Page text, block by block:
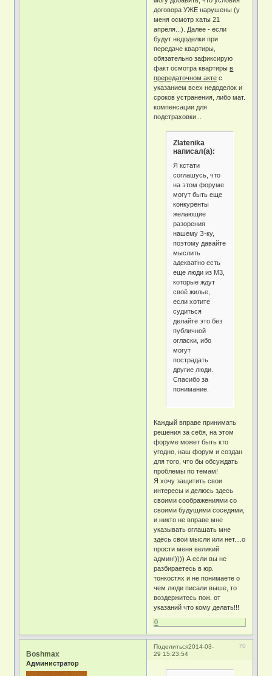
договора УЖЕ нарушены (у
меня осмотр хаты 21
апреля...). Далее - если
будут недоделки при
передаче квартиры,
обязательно зафиксирую
факт осмотра квартирыв
прередаточном акте с
указанием всех недоделок и
сроков устранения, либо мат.
компенсации для
подстраховки...
Zlatenika
написал(а):
Я кстати
соглашусь, что
на этом форуме
могут быть еще
конкуренты
желающие
разорения
нашему З-ку,
поэтому давайте
мыслить
адекватно есть
еще люди из М3,
которые ждут
своё жилье,
если хотите
судиться
делайте это без
публичной
огласки, ибо
могут
пострадать
другие люди.
Спасибо за
понимание.
Каждый вправе принимать
решения за себя, на этом
форуме может быть кто
угодно, наш форум и создан
для того, что бы обсуждать
проблемы по темам!
Я хочу защитить свои
интересы и делюсь здесь
своими соображениями со
своими будущими соседями,
и никто не вправе мне
указывать оглашать мне
здесь свои мысли или нет....о
прости меня великий
админ!)))) А если вы не
разбираетесь в юр.
тонкостях и не понимаете о
чем люди писали выше, то
воздержитесь пож. от
указаний что кому делать!!!
0
Поделиться 70
2014-03-
29 15:23:54
Boshmax
Администратор